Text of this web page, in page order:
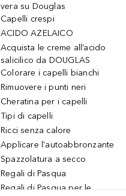
vera su Douglas
Capelli crespi
ACIDO AZELAICO
Acquista le creme all’acido
salicilico da DOUGLAS
Colorare i capelli bianchi
Rimuovere i punti neri
Cheratina per i capelli
Tipi di capelli
Ricci senza calore
Applicare l'autoabbronzante
Spazzolatura a secco
Regali di Pasqua
Regali di Pasqua per le